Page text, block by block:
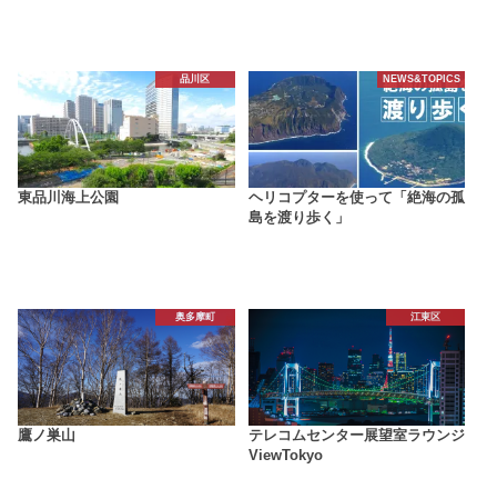
品川区
東品川海上公園
NEWS&TOPICS
ヘリコプターを使って「絶海の孤
島を渡り歩く」
奥多摩町
鷹ノ巣山
江東区
テレコムセンター展望室ラウンジ
ViewTokyo